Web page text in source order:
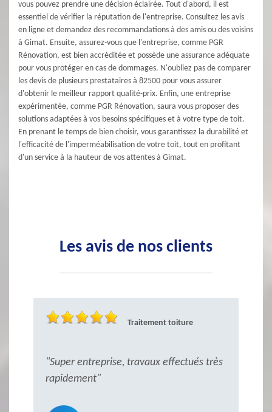
vous pouvez prendre une décision éclairée. Tout d'abord, il est
essentiel de vérifier la réputation de l'entreprise. Consultez les avis
en ligne et demandez des recommandations à des amis ou des voisins
à Gimat. Ensuite, assurez-vous que l'entreprise, comme PGR
Rénovation, est bien accréditée et possède une assurance adéquate
pour vous protéger en cas de dommages. N'oubliez pas de comparer
les devis de plusieurs prestataires à 82500 pour vous assurer
d'obtenir le meilleur rapport qualité-prix. Enfin, une entreprise
expérimentée, comme PGR Rénovation, saura vous proposer des
solutions adaptées à vos besoins spécifiques et à votre type de toit.
En prenant le temps de bien choisir, vous garantissez la durabilité et
l'efficacité de l'imperméabilisation de votre toit, tout en profitant
d'un service à la hauteur de vos attentes à Gimat.
Les avis de nos clients
Traitement toiture
"Super entreprise, travaux effectués très
rapidement"